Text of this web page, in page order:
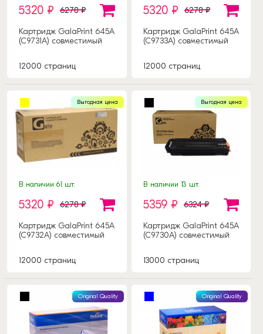
5320 ₽ 6278 ₽
Картридж GalaPrint 645A
(C9731A) совместимый
12000 страниц
5320 ₽ 6278 ₽
Картридж GalaPrint 645A
(C9733A) совместимый
12000 страниц
Выгодная цена
В наличии 61 шт.
5320 ₽ 6278 ₽
Картридж GalaPrint 645A
(C9732A) совместимый
12000 страниц
Выгодная цена
В наличии 13 шт.
5359 ₽ 6324 ₽
Картридж GalaPrint 645A
(C9730A) совместимый
13000 страниц
Original Quality Original Quality